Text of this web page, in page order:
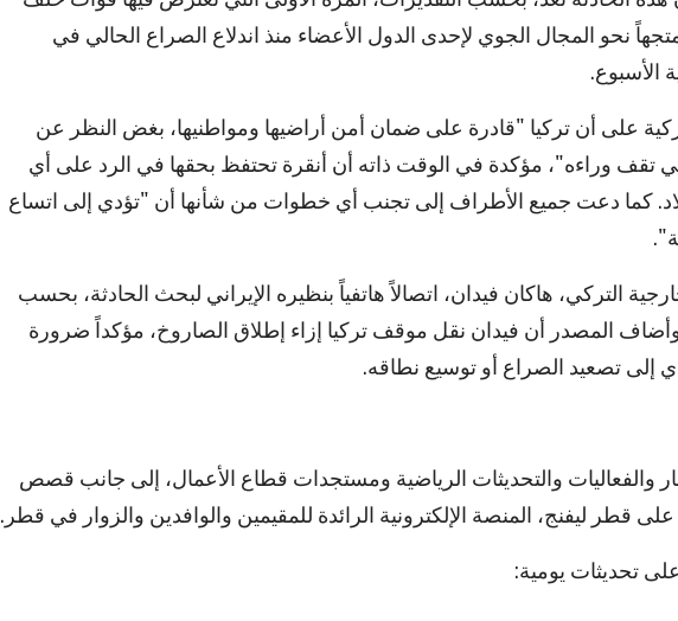
متجهاً نحو المجال الجوي لإحدى الدول الأعضاء منذ اندلاع الصراع الحالي في
الأسبوع.
على أن تركيا "قادرة على ضمان أمن أراضيها ومواطنيها، بغض النظر عن
تقف وراءه"، مؤكدة في الوقت ذاته أن أنقرة تحتفظ بحقها في الرد على أي
كما دعت جميع الأطراف إلى تجنب أي خطوات من شأنها أن "تؤدي إلى اتساع
التركي، هاكان فيدان، اتصالاً هاتفياً بنظيره الإيراني لبحث الحادثة، بحسب
المصدر أن فيدان نقل موقف تركيا إزاء إطلاق الصاروخ، مؤكداً ضرورة
إلى تصعيد الصراع أو توسيع نطاقه.
والفعاليات والتحديثات الرياضية ومستجدات قطاع الأعمال، إلى جانب قصص
قطر ليفنج، المنصة الإلكترونية الرائدة للمقيمين والوافدين والزوار في قطر.
تحديثات يومية: